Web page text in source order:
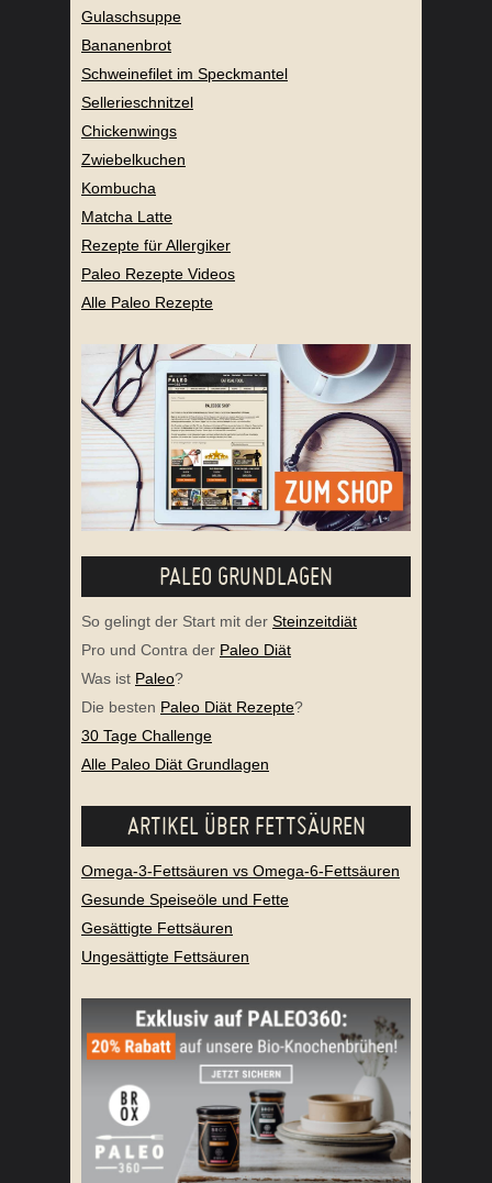
Gulaschsuppe
Bananenbrot
Schweinefilet im Speckmantel
Sellerieschnitzel
Chickenwings
Zwiebelkuchen
Kombucha
Matcha Latte
Rezepte für Allergiker
Paleo Rezepte Videos
Alle Paleo Rezepte
PALEO GRUNDLAGEN
So gelingt der Start mit der Steinzeitdiät
Pro und Contra der Paleo Diät
Was ist Paleo?
Die besten Paleo Diät Rezepte?
30 Tage Challenge
Alle Paleo Diät Grundlagen
ARTIKEL ÜBER FETTSÄUREN
Omega-3-Fettsäuren vs Omega-6-Fettsäuren
Gesunde Speiseöle und Fette
Gesättigte Fettsäuren
Ungesättigte Fettsäuren